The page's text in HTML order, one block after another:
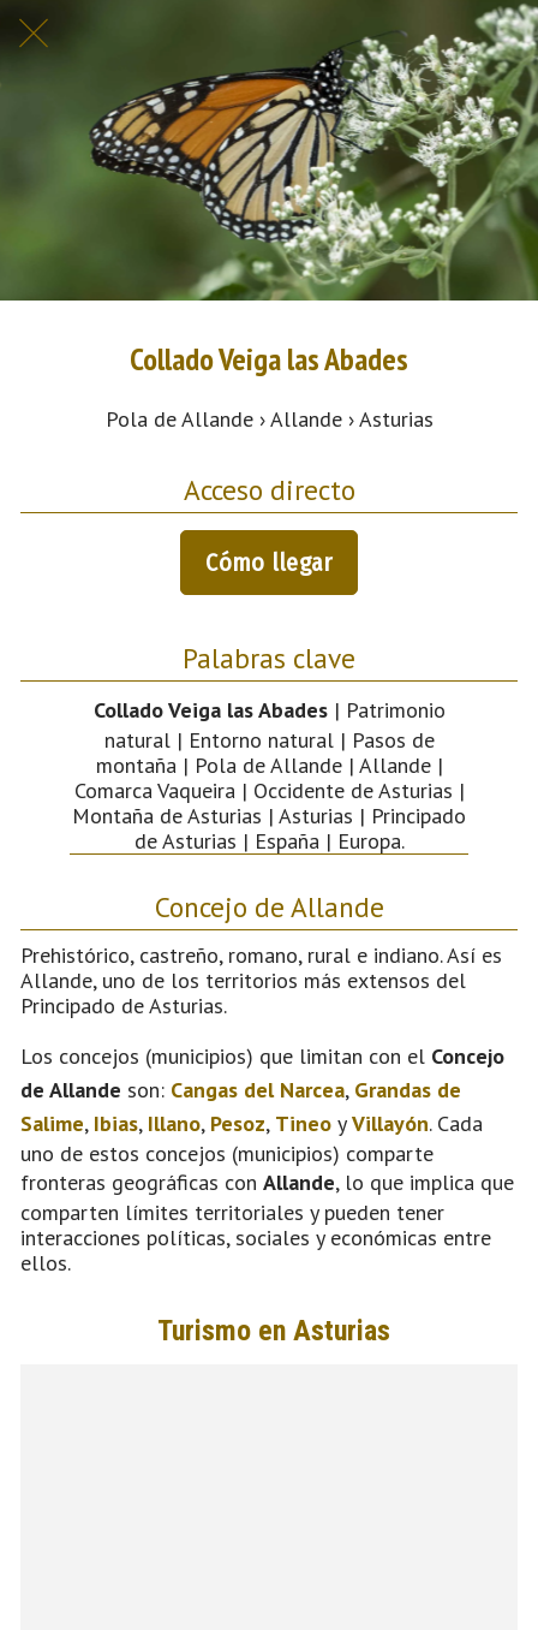
Collado Veiga las Abades
Pola de Allande › Allande › Asturias
Acceso directo
Cómo llegar
Palabras clave
Collado Veiga las Abades| Patrimonio
natural | Entorno natural | Pasos de
montaña | Pola de Allande | Allande |
Comarca Vaqueira | Occidente de Asturias |
Montaña de Asturias | Asturias | Principado
de Asturias | España | Europa.
Concejo de Allande
Prehistórico, castreño, romano, rural e indiano. Así es
Allande, uno de los territorios más extensos del
Principado de Asturias.
Los concejos (municipios) que limitan con el Concejo
de Allande son: Cangas del Narcea, Grandas de
Salime, Ibias, Illano, Pesoz, Tineo yVillayón. Cada
uno de estos concejos (municipios) comparte
fronteras geográficas con Allande, lo que implica que
comparten límites territoriales y pueden tener
interacciones políticas, sociales y económicas entre
ellos.